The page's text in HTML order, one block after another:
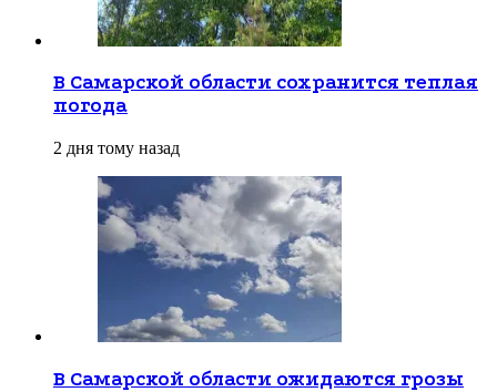
В Самарской области сохранится теплая
погода
2 дня тому назад
В Самарской области ожидаются грозы